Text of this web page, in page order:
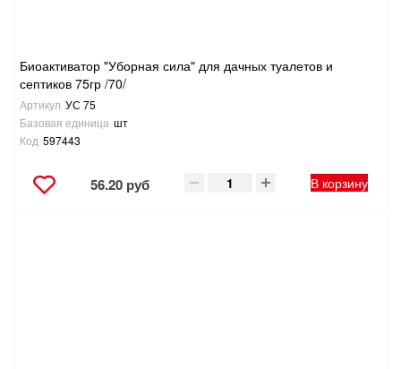
ЭЛЕКТРОМОНТАЖНЫЕ ТОВАРЫ, СВЕТОТЕХНИКА
Биоактиватор "Уборная сила" для дачных туалетов и
септиков 75гр /70/
Артикул УС 75
Базовая единица шт
Код 597443
56.20 руб В корзину